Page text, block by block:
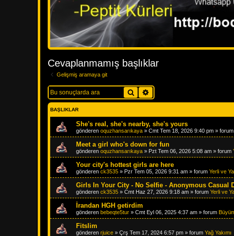
Cevaplanmamış başlıklar
Gelişmiş aramaya git
Ara
BAŞLIKLAR
She's real, she's nearby, she's yours
gönderen oquzhansarıkaya » Cmt Tem 18, 2026 9:40 pm » forum
Meet a girl who's down for fun
gönderen oquzhansarıkaya » Pzt Tem 06, 2026 5:08 am » forum
Your city's hottest girls are here
gönderen ck3535 » Pzr Tem 05, 2026 9:31 am » forum Yerli ve
Girls In Your City - No Selfie - Anonymous Casual
gönderen ck3535 » Cmt Haz 27, 2026 9:18 am » forum Yerli ve
İrandan HGH getirdim
gönderen bebeqte5tur » Cmt Eyl 06, 2025 4:37 am » forum
Fitslim
gönderen rjuice » Çrş Tem 17, 2024 6:57 pm » forum Yağ Yakımı